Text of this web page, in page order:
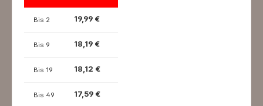
Bis 2 19,99 €
Bis 9 18,19 €
Bis 19 18,12 €
Bis 49 17,59 €